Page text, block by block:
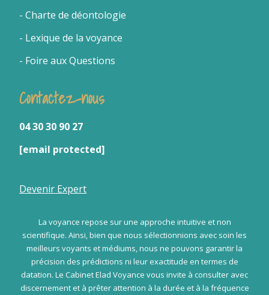
- Charte de déontologie
- Lexique de la voyance
- Foire aux Questions
Contactez-nous
04 30 30 90 27
[email protected]
Devenir Expert
La voyance repose sur une approche intuitive et non
scientifique. Ainsi, bien que nous sélectionnions avec soin les
meilleurs voyants et médiums, nous ne pouvons garantir la
précision des prédictions ni leur exactitude en termes de
datation. Le Cabinet Elad Voyance vous invite à consulter avec
discernement et à prêter attention à la durée et à la fréquence